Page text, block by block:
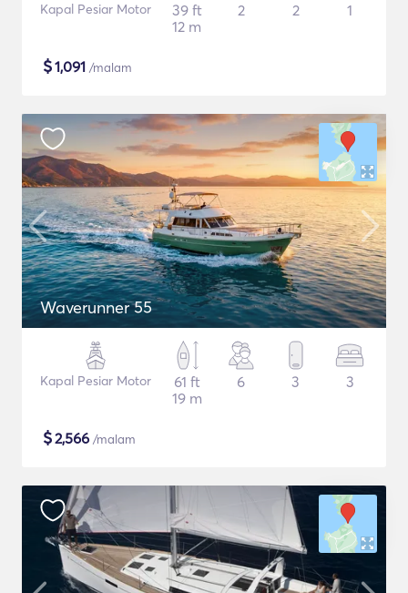
Kapal Pesiar Motor
39 ft
12 m
2 2 1
$1,091 /malam
Waverunner 55
Kapal Pesiar Motor
61 ft
19 m
6 3 3
$2,566 /malam